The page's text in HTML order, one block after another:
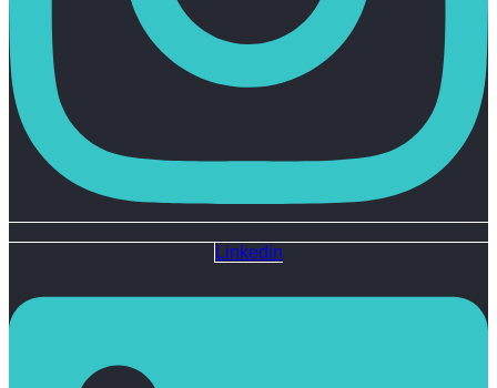
Linkedin